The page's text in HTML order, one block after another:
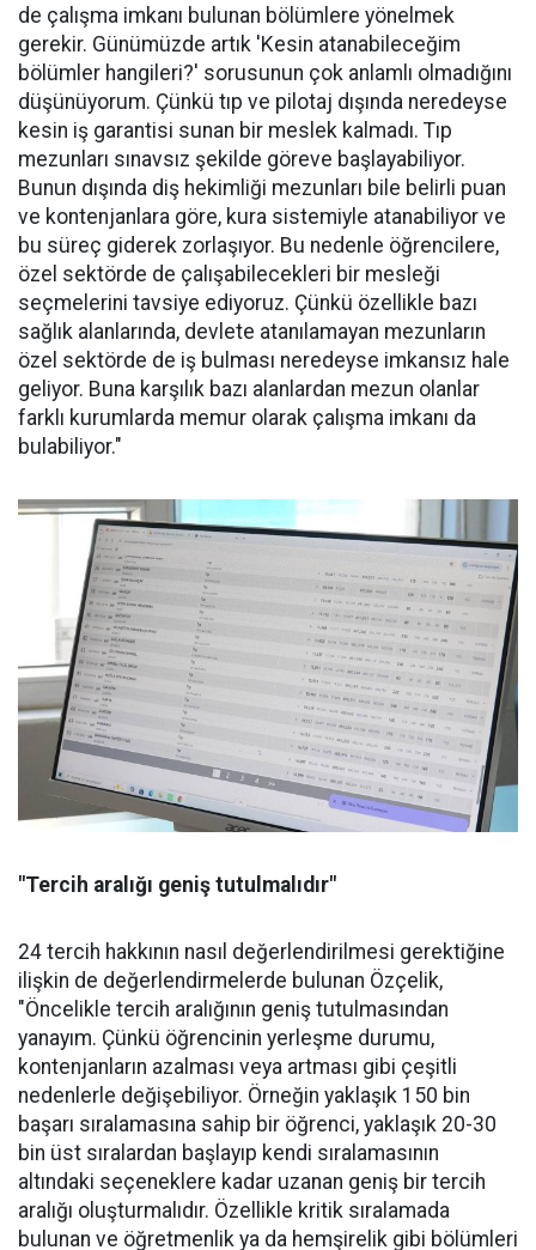
de çalışma imkanı bulunan bölümlere yönelmek
gerekir. Günümüzde artık 'Kesin atanabileceğim
bölümler hangileri?' sorusunun çok anlamlı olmadığını
düşünüyorum. Çünkü tıp ve pilotaj dışında neredeyse
kesin iş garantisi sunan bir meslek kalmadı. Tıp
mezunları sınavsız şekilde göreve başlayabiliyor.
Bunun dışında diş hekimliği mezunları bile belirli puan
ve kontenjanlara göre, kura sistemiyle atanabiliyor ve
bu süreç giderek zorlaşıyor. Bu nedenle öğrencilere,
özel sektörde de çalışabilecekleri bir mesleği
seçmelerini tavsiye ediyoruz. Çünkü özellikle bazı
sağlık alanlarında, devlete atanılamayan mezunların
özel sektörde de iş bulması neredeyse imkansız hale
geliyor. Buna karşılık bazı alanlardan mezun olanlar
farklı kurumlarda memur olarak çalışma imkanı da
bulabiliyor."
"Tercih aralığı geniş tutulmalıdır"
24 tercih hakkının nasıl değerlendirilmesi gerektiğine
ilişkin de değerlendirmelerde bulunan Özçelik,
"Öncelikle tercih aralığının geniş tutulmasından
yanayım. Çünkü öğrencinin yerleşme durumu,
kontenjanların azalması veya artması gibi çeşitli
nedenlerle değişebiliyor. Örneğin yaklaşık 150 bin
başarı sıralamasına sahip bir öğrenci, yaklaşık 20-30
bin üst sıralardan başlayıp kendi sıralamasının
altındaki seçeneklere kadar uzanan geniş bir tercih
aralığı oluşturmalıdır. Özellikle kritik sıralamada
bulunan ve öğretmenlik ya da hemşirelik gibi bölümleri